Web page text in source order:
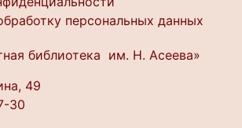
персональных данных
библиотека им. Н. Асеева»
49
30